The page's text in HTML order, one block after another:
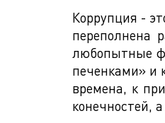
Коррупция -
переполнена
любопытные
печенками» и
времена, к
конечностей,